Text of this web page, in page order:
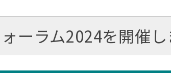
ーラム2024を開催